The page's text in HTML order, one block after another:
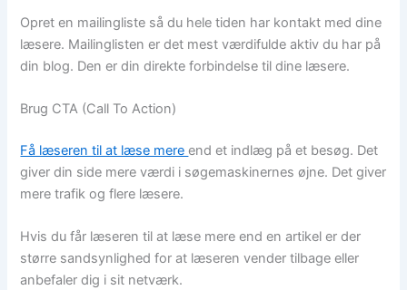
Opret en mailingliste så du hele tiden har kontakt med dine
læsere. Mailinglisten er det mest værdifulde aktiv du har på
din blog. Den er din direkte forbindelse til dine læsere.
Brug CTA (Call To Action)
Få læseren til at læse mereend et indlæg på et besøg. Det
giver din side mere værdi i søgemaskinernes øjne. Det giver
mere trafik og flere læsere.
Hvis du får læseren til at læse mere end en artikel er der
større sandsynlighed for at læseren vender tilbage eller
anbefaler dig i sit netværk.